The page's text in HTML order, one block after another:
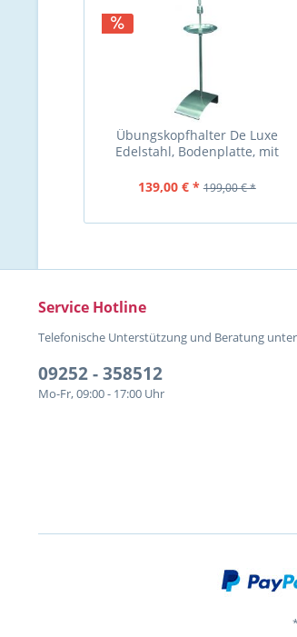
Übungskopfhalter De Luxe
Edelstahl, Bodenplatte, mit
139,00 € * 199,00 € *
Service Hotline
Telefonische Unterstützung und Beratung
09252 - 358512
Mo-Fr, 09:00 - 17:00 Uhr